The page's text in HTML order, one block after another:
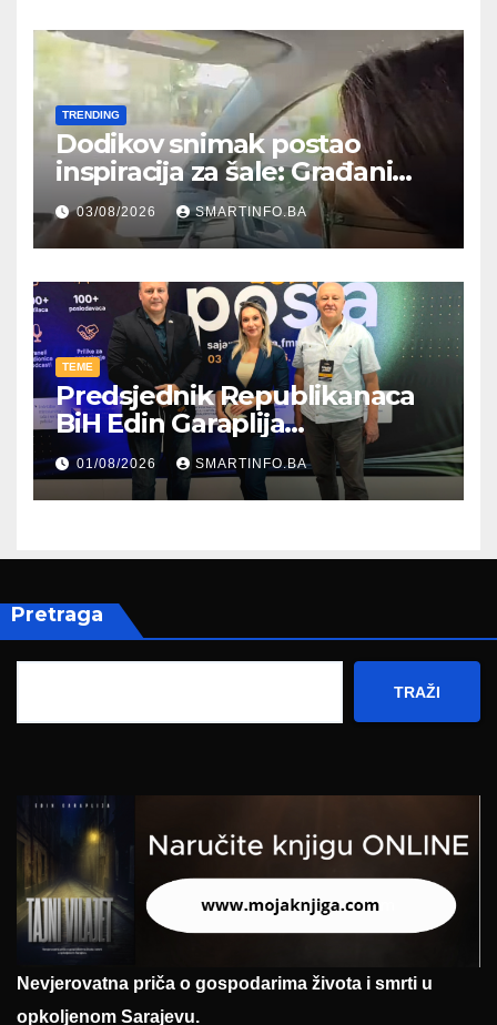
TRENDING
Dodikov snimak postao
inspiracija za šale: Građani
kroz parodiju poslali poruku
03/08/2026 SMARTINFO.BA
TEME
Predsjednik Republikanaca
BiH Edin Garaplija
prisustvovao prezentaciji
Federalnog sajma
zapošljavanja
01/08/2026 SMARTINFO.BA
Pretraga
TRAŽI
Nevjerovatna priča o gospodarima života i smrti u
opkoljenom Sarajevu.